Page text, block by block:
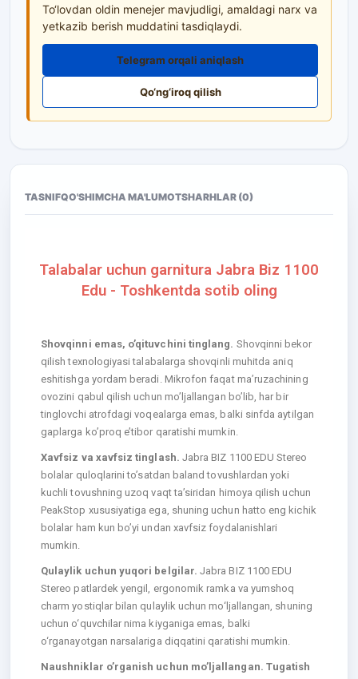
To‘lovdan oldin menejer mavjudligi, amaldagi narx va
yetkazib berish muddatini tasdiqlaydi.
Telegram orqali aniqlash
Qo‘ng‘iroq qilish
TASNIFQO'SHIMCHA MA'LUMOTSHARHLAR (0)
Talabalar uchun garnitura Jabra Biz 1100
Edu - Toshkentda sotib oling
Shovqinni emas, o’qituvchini tinglang. Shovqinni bekor
qilish texnologiyasi talabalarga shovqinli muhitda aniq
eshitishga yordam beradi. Mikrofon faqat ma’ruzachining
ovozini qabul qilish uchun mo’ljallangan bo’lib, har bir
tinglovchi atrofdagi voqealarga emas, balki sinfda aytilgan
gaplarga ko’proq e’tibor qaratishi mumkin.
Xavfsiz va xavfsiz tinglash. Jabra BIZ 1100 EDU Stereo
bolalar quloqlarini to’satdan baland tovushlardan yoki
kuchli tovushning uzoq vaqt ta’siridan himoya qilish uchun
PeakStop xususiyatiga ega, shuning uchun hatto eng kichik
bolalar ham kun bo’yi undan xavfsiz foydalanishlari
mumkin.
Qulaylik uchun yuqori belgilar. Jabra BIZ 1100 EDU
Stereo patlardek yengil, ergonomik ramka va yumshoq
charm yostiqlar bilan qulaylik uchun mo‘ljallangan, shuning
uchun o‘quvchilar nima kiyganiga emas, balki
o‘rganayotgan narsalariga diqqatini qaratishi mumkin.
Naushniklar o’rganish uchun mo’ljallangan. Tugatish